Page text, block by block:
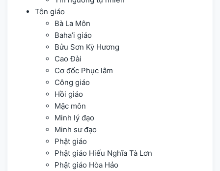
Tôn giáo
Bà La Môn
Baha’i giáo
Bửu Sơn Kỳ Hương
Cao Đài
Cơ đốc Phục lâm
Công giáo
Hồi giáo
Mặc môn
Minh lý đạo
Minh sư đạo
Phật giáo
Phật giáo Hiếu Nghĩa Tà Lơn
Phật giáo Hòa Hảo